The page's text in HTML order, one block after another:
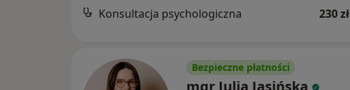
Konsultacja psychologiczna 230 zł
Bezpieczne płatności
mgr Julia Jasińska